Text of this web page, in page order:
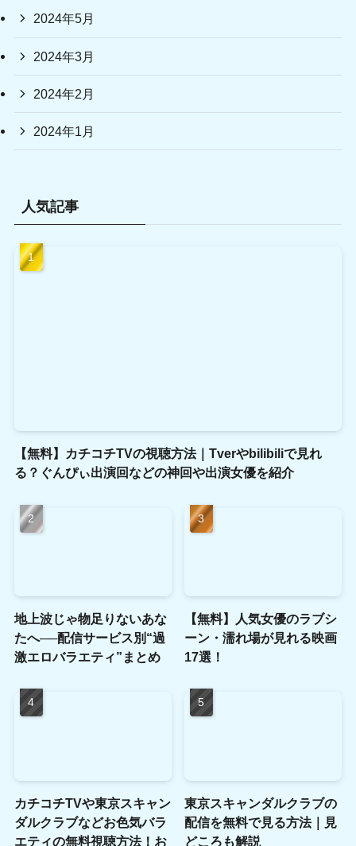
2024年5月
2024年3月
2024年2月
2024年1月
人気記事
【無料】カチコチTVの視聴方法｜Tverやbilibiliで見れ
る？ぐんぴぃ出演回などの神回や出演女優を紹介
地上波じゃ物足りないあな
たへ──配信サービス別“過
激エロバラエティ”まとめ
【無料】人気女優のラブシ
ーン・濡れ場が見れる映画
17選！
カチコチTVや東京スキャン
ダルクラブなどお色気バラ
エティの無料視聴方法！お
東京スキャンダルクラブの
配信を無料で見る方法｜見
どころも解説